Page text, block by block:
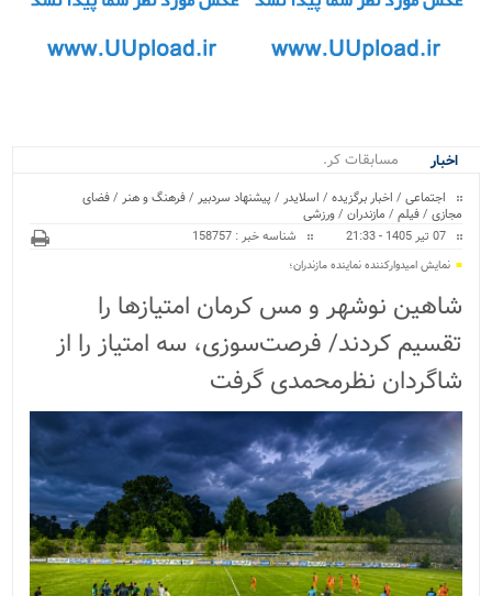
اخبار
مسابقات کراسفیت نو.
اجتماعی / اخبار برگزیده / اسلایدر / پیشنهاد سردبیر /فرهنگ و هنر /فضای
مجازی /فیلم / مازندران /ورزشی
07 تیر 1405 - 21:33
شناسه خبر : 158757
نمایش امیدوارکننده نماینده مازندران؛
شاهین نوشهر و مس کرمان امتیازها را
تقسیم کردند/ فرصت‌سوزی، سه امتیاز را از
شاگردان نظرمحمدی گرفت